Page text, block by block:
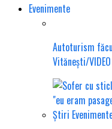
Evenimente
Autoturism
Vitănești/VIDEO